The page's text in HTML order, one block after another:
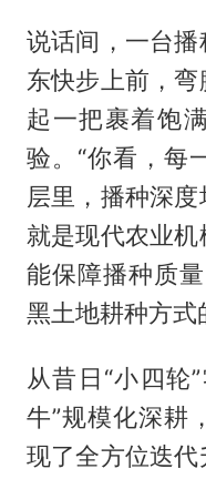
说话间，一台
东快步上前，
起一把裹着饱
验。“你看，每
层里，播种深
就是现代农业
能保障播种质
黑土地耕种方式
从昔日“小四轮
牛”规模化深耕
现了全方位迭